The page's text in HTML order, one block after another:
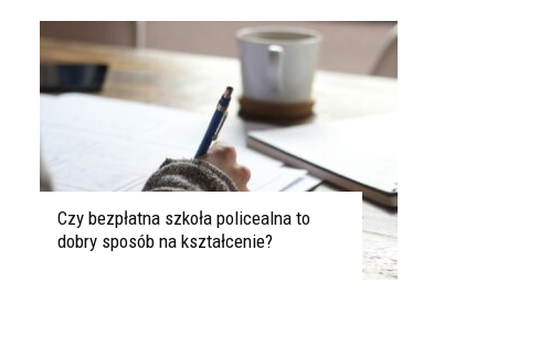
Czy bezpłatna szkoła policealna to
dobry sposób na kształcenie?